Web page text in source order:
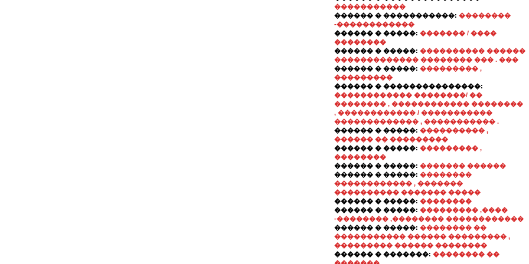
�����������
������ � �����������: ��������
-������������
������ � �����: ������� / ����
��������
������ � �����: ���������� ������
������������� �������� ��� . ���
������ � �����: ��������� ,
���������
������ � ���������������:
������������ ��������/ ��
�������� , ������������ ��������
, ������������ / �����������
������������� , ����������� .
������ � �����: ���������� ,
������ �� ���������
������ � �����: ��������� ,
��������
������ � �����: ������� ������
������ � �����: ��������
������������ , �������
���������� ������� �����
������ � �����: ��������
������ � �����: ��������� ,����
-�������� ,�������� ������������
������ � �����: �������� ��
����������� ������ ��������� ,
��������� ������ ��������
������ � �������: �������� ��